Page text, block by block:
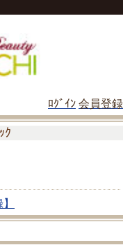
ﾛｸﾞｲﾝ 会員登録
ｸ